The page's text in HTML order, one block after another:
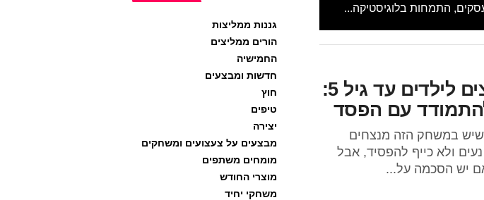
משחקים מומלצים לילדים עד גיל 5:
עם הפסד
במשחק הזה מנצחים
ולא כייף להפסיד, אבל
יש הסכמה על...
גננות ממליצות
הורים ממליצים
החמישיה
חדשות ומבצעים
חוץ
טיפים
יצירה
מבצעים על צעצועים ומשחקים
מומחים משתפים
מוצרי החודש
משחקי יחיד